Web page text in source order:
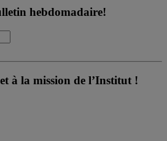
hebdomadaire!
à la mission de l’Institut !